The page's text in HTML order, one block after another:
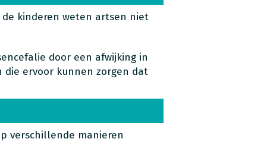
kinderen weten artsen niet
door een afwijking in
die ervoor kunnen zorgen dat
verschillende manieren